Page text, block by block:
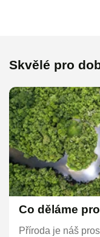
Skvělé pro
Co děláme
Příroda je náš